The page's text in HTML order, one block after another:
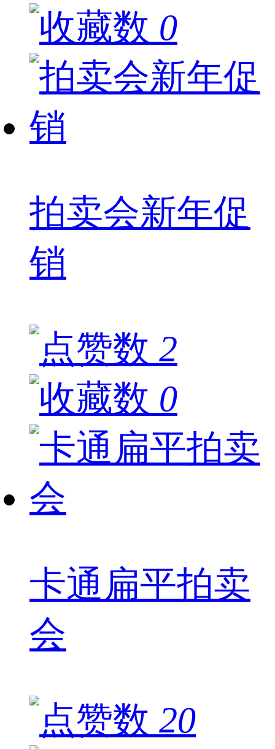
0
拍卖会新年促
销
2
0
卡通扁平拍卖
会
20